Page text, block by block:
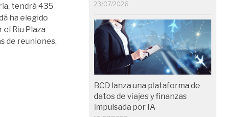
tendrá 435
ha elegido
Riu Plaza
de reuniones,
23/07/2026
BCD lanza una plataforma de
datos de viajes y finanzas
impulsada por IA